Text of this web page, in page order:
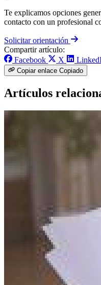
Te explicamos opciones
contacto con un profesional
Solicitar orientación
Compartir artículo:
Facebook
X
Copiar enlace Copiado
Artículos